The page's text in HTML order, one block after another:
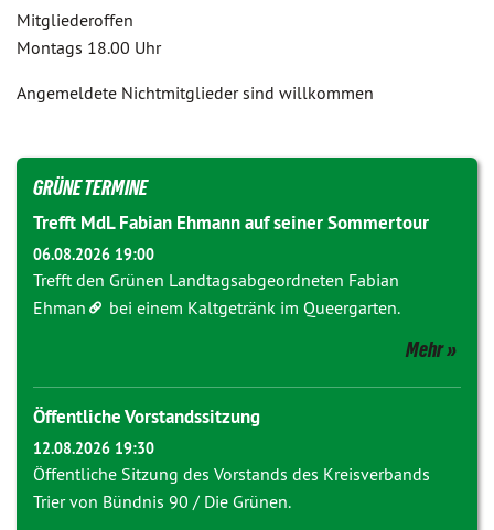
Mitgliederoffen
Montags 18.00 Uhr
Angemeldete Nichtmitglieder sind willkommen
GRÜNE TERMINE
Trefft MdL Fabian Ehmann auf seiner Sommertour
06.08.2026 19:00
Trefft den Grünen Landtagsabgeordneten Fabian
Ehman
bei einem Kaltgetränk im Queergarten.
Mehr
Öffentliche Vorstandssitzung
12.08.2026 19:30
Öffentliche Sitzung des Vorstands des Kreisverbands
Trier von Bündnis 90 / Die Grünen.